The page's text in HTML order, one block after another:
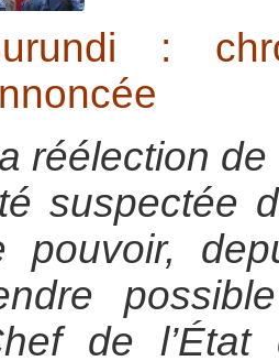
:
réélection
suspectée
pouvoir,
de